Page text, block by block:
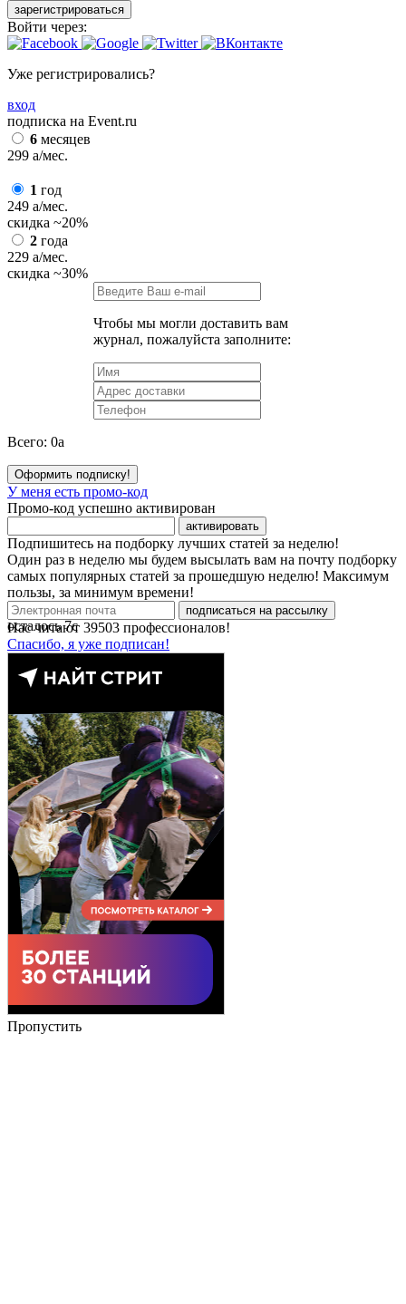
зарегистрироваться
Войти через:
Уже регистрировались?
вход
подписка на Event.ru
6 месяцев
299 a/мес.
1 год
249 a/мес.
скидка ~20%
2 года
229 a/мес.
скидка ~30%
Чтобы мы могли доставить вам
журнал, пожалуйста заполните:
Всего: 0a
Оформить подписку!
У меня есть промо-код
Промо-код успешно активирован
активировать
Подпишитесь на подборку лучших статей за неделю!
Один раз в неделю мы будем высылать вам на почту подборку
самых популярных статей за прошедшую неделю! Максимум
пользы, за минимум времени!
подписаться на рассылку
Нас читают 39503 профессионалов!
Спасибо, я уже подписан!
осталось7с
Пропустить